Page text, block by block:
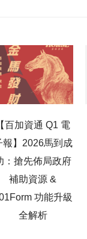
【百加資通 Q1 電
報】2026馬到成
：搶先佈局政府
補助資源 &
功能升級
全解析